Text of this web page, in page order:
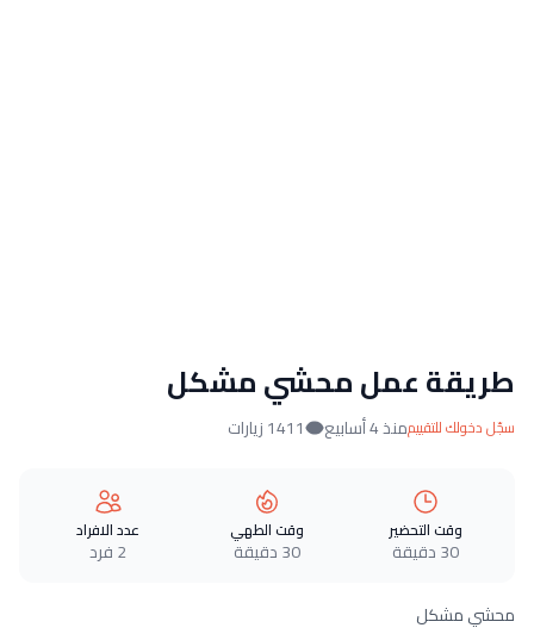
طريقة عمل محشي مشكل
سجّل دخولك للتقييممنذ 4 أسابيع 1411 زيارات
وقت التحضير
30 دقيقة
وقت الطهي
30 دقيقة
عدد الافراد
2 فرد
محشي مشكل